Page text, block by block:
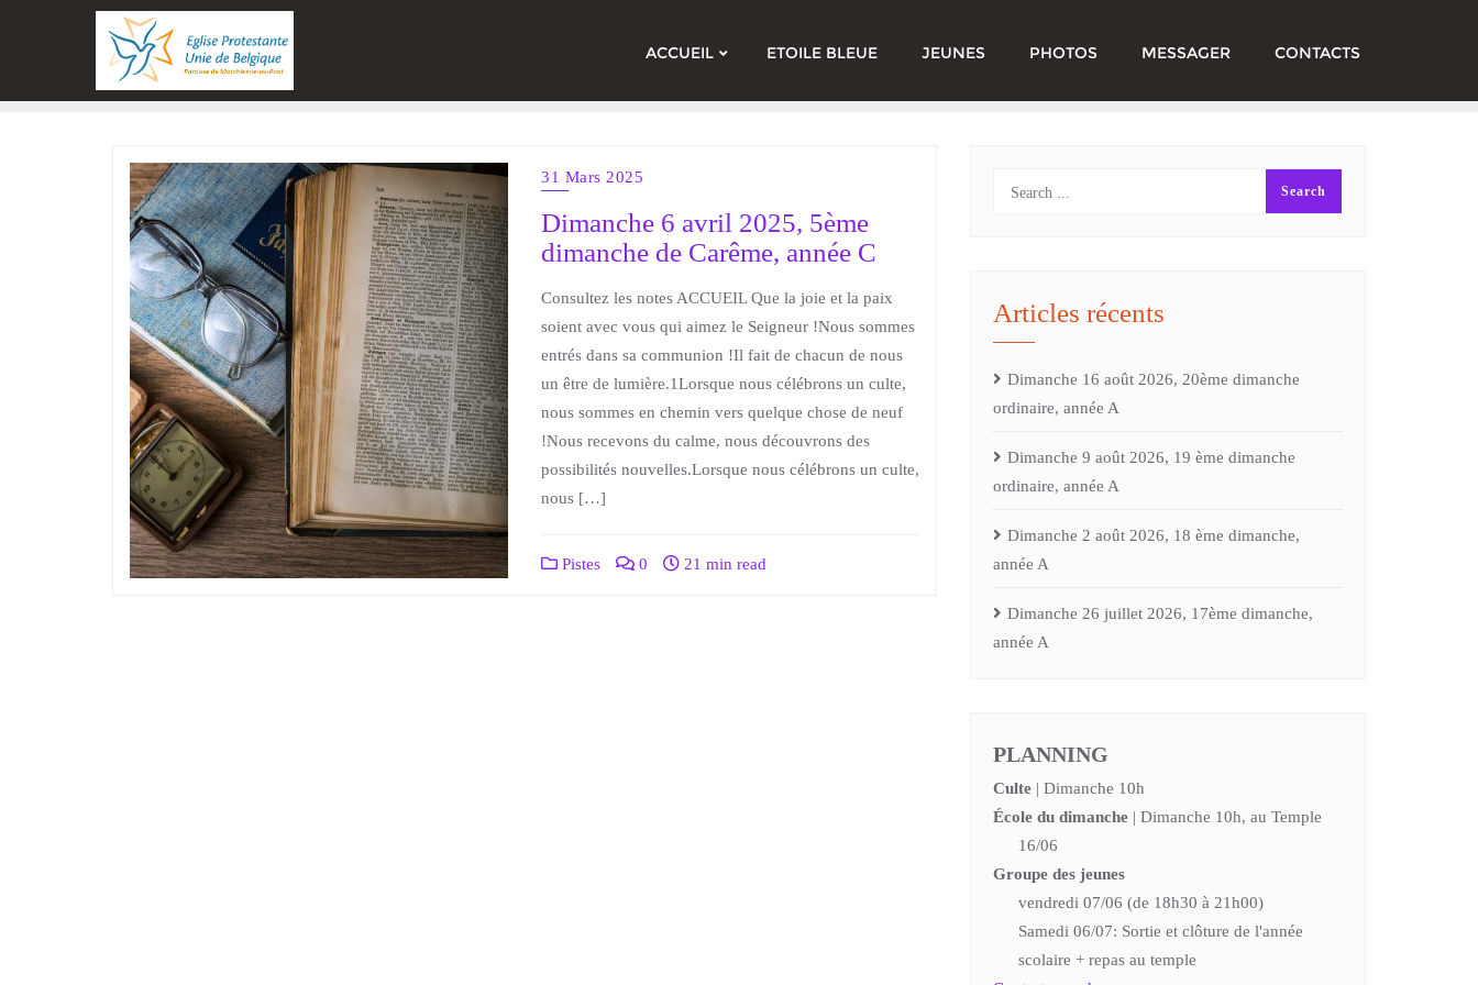
ACCUEIL ETOILE BLEUE JEUNES PHOTOS MESSAGER CONTACTS
31 Mars 2025
Dimanche 6 avril 2025, 5ème
dimanche de Carême, année C
Consultez les notes ACCUEIL Que la joie et la paix
soient avec vous qui aimez le Seigneur !Nous sommes
entrés dans sa communion !Il fait de chacun de nous
un être de lumière.1Lorsque nous célébrons un culte,
nous sommes en chemin vers quelque chose de neuf
!Nous recevons du calme, nous découvrons des
possibilités nouvelles.Lorsque nous célébrons un culte,
nous […]
Pistes 0 21 min read
Articles récents
Dimanche 16 août 2026, 20ème dimanche
ordinaire, année A
Dimanche 9 août 2026, 19 ème dimanche
ordinaire, année A
Dimanche 2 août 2026, 18 ème dimanche,
année A
Dimanche 26 juillet 2026, 17ème dimanche,
année A
PLANNING
Culte | Dimanche 10h
École du dimanche | Dimanche 10h, au Temple
16/06
Groupe des jeunes
vendredi 07/06 (de 18h30 à 21h00)
Samedi 06/07: Sortie et clôture de l'année
scolaire + repas au temple